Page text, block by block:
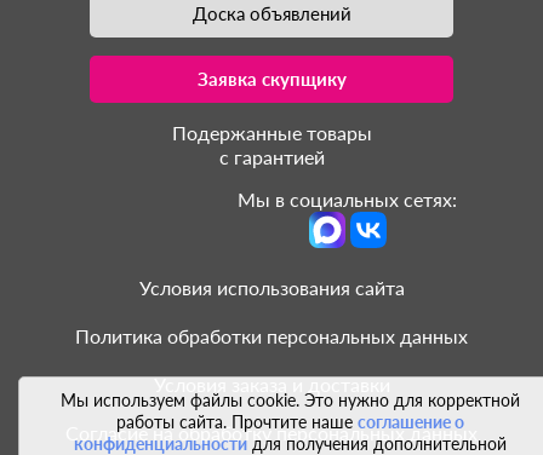
Мы используем файлы cookie. Это нужно для корректной
работы сайта. Прочтите наше соглашение о
конфиденциальностидля получения дополнительной
Доска объявлений
Заявка скупщику
Подержанные товары
с гарантией
Мы в социальных сетях:
Условия использования сайта
Политика обработки персональных данных
Условия заказа и доставки
Согласие на обработку персональных данных